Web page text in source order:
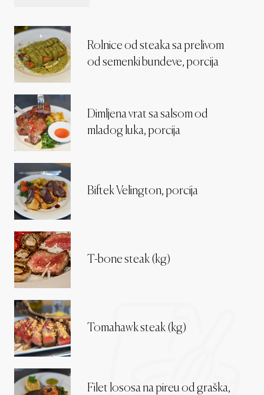
Rolnice od steaka sa prelivom
od semenki bundeve, porcija
Dimljena vrat sa salsom od
mladog luka, porcija
Biftek Velington, porcija
T-bone steak (kg)
Tomahawk steak (kg)
Filet lososa na pireu od graška,